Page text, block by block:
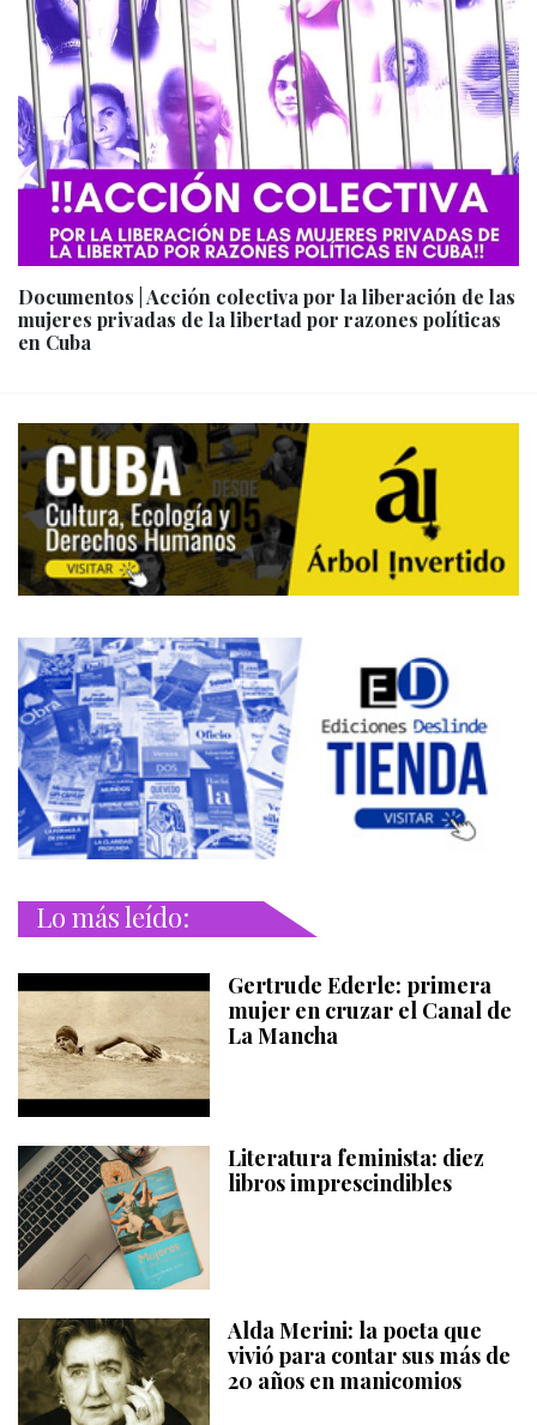
Documentos | Acción colectiva por la liberación de las
mujeres privadas de la libertad por razones políticas
en Cuba
Lo más leído:
Gertrude Ederle: primera
mujer en cruzar el Canal de
La Mancha
Literatura feminista: diez
libros imprescindibles
Alda Merini: la poeta que
vivió para contar sus más de
20 años en manicomios